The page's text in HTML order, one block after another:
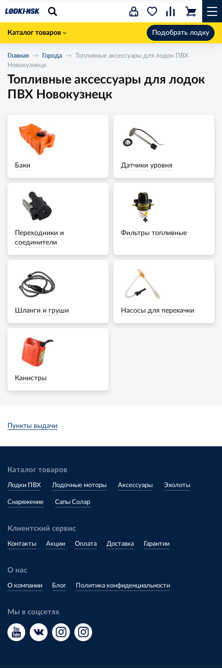
Каталог товаров Подобрать лодку
Главная Города
Топливные аксессуары для лодок ПВХ
Новокузнецк
Топливные аксессуары для лодок
ПВХ Новокузнецк
Баки Датчики уровня
Переходники и
соединители
Фильтры топливные
Шланги и груши Насосы для перекачки
Канистры
Пункты выдачи
Каталог товаров
Лодки ПВХ Лодочные моторы Аксессуары Эхолоты
Снаряжение Сапы Солар
Клиентский сервис
Контакты Акции Оплата Доставка Гарантии
О нас
О компании Блог Политика конфиденциальности
Мы в соцсетях